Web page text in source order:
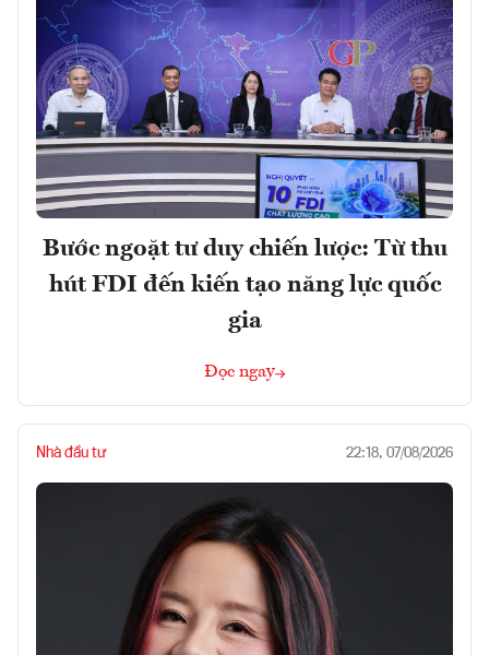
Bước ngoặt tư duy chiến lược: Từ thu
hút FDI đến kiến tạo năng lực quốc
gia
Đọc ngay
Nhà đầu tư 22:18, 07/08/2026